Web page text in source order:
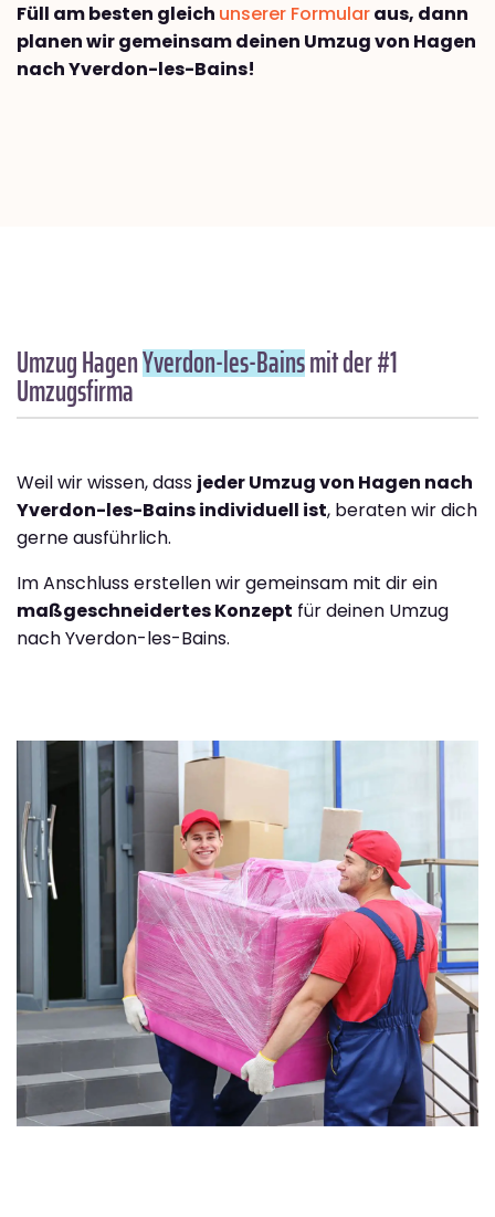
Füll am besten gleich unserer Formularaus, dann
planen wir gemeinsam deinen Umzug von Hagen
nach Yverdon-les-Bains!
Umzug HagenYverdon-les-Bainsmit der #1
Umzugsfirma
Weil wir wissen, dass jeder Umzug von Hagen nach
Yverdon-les-Bains individuell ist, beraten wir dich
gerne ausführlich.
Im Anschluss erstellen wir gemeinsam mit dir ein
maßgeschneidertes Konzept für deinen Umzug
nach Yverdon-les-Bains.